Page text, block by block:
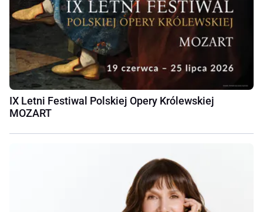
IX Letni Festiwal Polskiej Opery Królewskiej
MOZART